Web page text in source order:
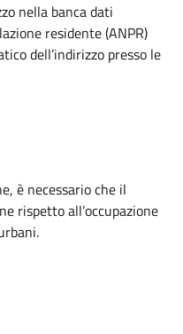
nella banca dati
residente (ANPR)
dell’indirizzo presso le
è necessario che il
rispetto all’occupazione